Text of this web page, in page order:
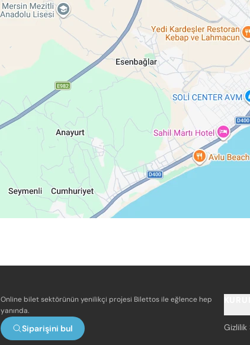
Online bilet sektörünün yenilikçi projesi Bilettos ile eğlence hep
yanında.
Siparişini bul Gizlilik